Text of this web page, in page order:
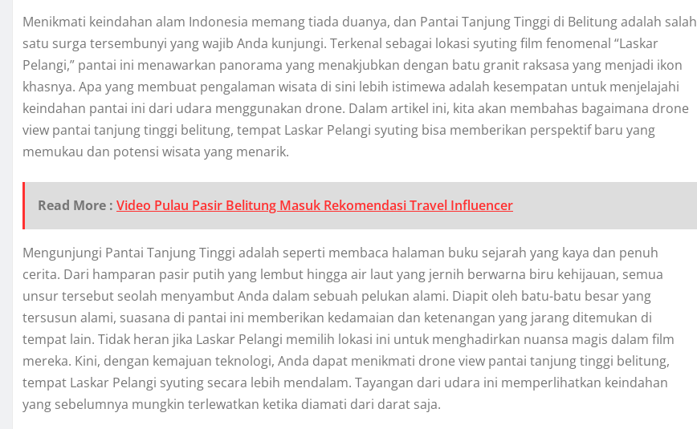
Menikmati keindahan alam Indonesia memang tiada duanya, dan Pantai Tanjung Tinggi di Belitung adalah salah
satu surga tersembunyi yang wajib Anda kunjungi. Terkenal sebagai lokasi syuting film fenomenal “Laskar
Pelangi,” pantai ini menawarkan panorama yang menakjubkan dengan batu granit raksasa yang menjadi ikon
khasnya. Apa yang membuat pengalaman wisata di sini lebih istimewa adalah kesempatan untuk menjelajahi
keindahan pantai ini dari udara menggunakan drone. Dalam artikel ini, kita akan membahas bagaimana drone
view pantai tanjung tinggi belitung, tempat Laskar Pelangi syuting bisa memberikan perspektif baru yang
memukau dan potensi wisata yang menarik.
Read More : Video Pulau Pasir Belitung Masuk Rekomendasi Travel Influencer
Mengunjungi Pantai Tanjung Tinggi adalah seperti membaca halaman buku sejarah yang kaya dan penuh
cerita. Dari hamparan pasir putih yang lembut hingga air laut yang jernih berwarna biru kehijauan, semua
unsur tersebut seolah menyambut Anda dalam sebuah pelukan alami. Diapit oleh batu-batu besar yang
tersusun alami, suasana di pantai ini memberikan kedamaian dan ketenangan yang jarang ditemukan di
tempat lain. Tidak heran jika Laskar Pelangi memilih lokasi ini untuk menghadirkan nuansa magis dalam film
mereka. Kini, dengan kemajuan teknologi, Anda dapat menikmati drone view pantai tanjung tinggi belitung,
tempat Laskar Pelangi syuting secara lebih mendalam. Tayangan dari udara ini memperlihatkan keindahan
yang sebelumnya mungkin terlewatkan ketika diamati dari darat saja.